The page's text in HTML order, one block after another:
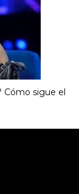
Cómo sigue el